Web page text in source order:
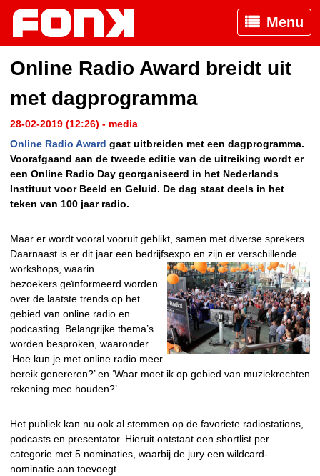
Menu
Online Radio Award breidt uit
met dagprogramma
28-02-2019 (12:26) - media
Online Radio Award gaat uitbreiden met een dagprogramma.
Voorafgaand aan de tweede editie van de uitreiking wordt er
een Online Radio Day georganiseerd in het Nederlands
Instituut voor Beeld en Geluid. De dag staat deels in het
teken van 100 jaar radio.
Maar er wordt vooral vooruit geblikt, samen met diverse sprekers.
Daarnaast is er dit jaar een bedrijfsexpo en zijn er verschillende
workshops, waarin
bezoekers geïnformeerd worden
over de laatste trends op het
gebied van online radio en
podcasting. Belangrijke thema’s
worden besproken, waaronder
‘Hoe kun je met online radio meer
bereik genereren?’ en ‘Waar moet ik op gebied van muziekrechten
rekening mee houden?’.
Het publiek kan nu ook al stemmen op de favoriete radiostations,
podcasts en presentator. Hieruit ontstaat een shortlist per
categorie met 5 nominaties, waarbij de jury een wildcard-
nominatie aan toevoegt.